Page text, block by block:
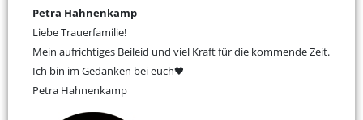
Petra Hahnenkamp
Liebe Trauerfamilie!
Mein aufrichtiges Beileid und viel Kraft für die kommende Zeit.
Ich bin im Gedanken bei euch🖤
Petra Hahnenkamp